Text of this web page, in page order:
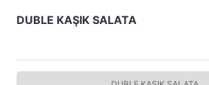
DUBLE KAŞIK SALATA